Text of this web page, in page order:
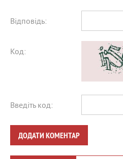
Відповідь:
Код:
Введіть код:
ДОДАТИ КОМЕНТАР